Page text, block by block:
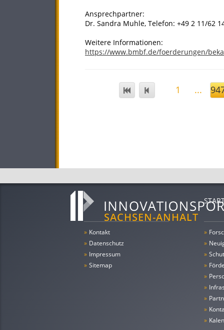
Ansprechpartner:
Dr. Sandra Muhle, Telefon: +49 2 11/62
Weitere Informationen:
https://www.bmbf.de/foerderungen/
1 ...
» Kontakt
» Datenschutz
» Impressum
» Sitemap
»
»
»
»
»
»
»
»
»